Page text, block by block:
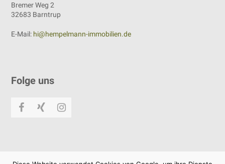
Bremer Weg 2
32683 Barntrup
E-Mail: hi@hempelmann-immobilien.de
Folge uns
Facebook
XingInstagram